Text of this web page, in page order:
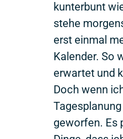
kunterbunt
stehe
erst einmal
Kalender. So
erwartet und
Doch wenn
geworfen. Es